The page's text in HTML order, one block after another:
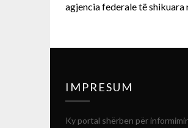
agjencia federale të shikuara
IMPRESUM
Ky portal shërben për